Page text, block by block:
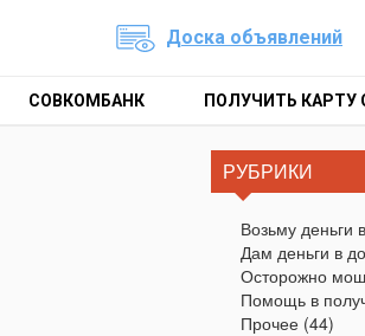
Доска объявлений
СОВКОМБАНК ПОЛУЧИТЬ КАРТУ
РУБРИКИ
Возьму деньги
Дам деньги в
Осторожно
Помощь в
Прочее(44)